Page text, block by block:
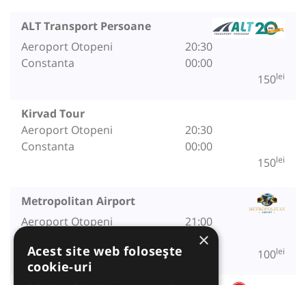
ALT Transport Persoane
Aeroport Otopeni
Constanta
20:30
00:00
150lei
Kirvad Tour
Aeroport Otopeni
Constanta
20:30
00:00
150lei
Metropolitan Airport
Aeroport Otopeni
21:00
00:30
100lei
×
Acest site web folosește
cookie-uri